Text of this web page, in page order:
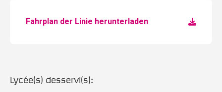
Fahrplan der Linie herunterladen
Lycée(s) desservi(s):